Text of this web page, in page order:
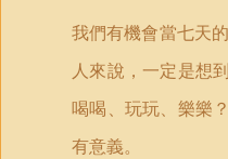
我們有機會當七天
人來說，一定是想
喝喝、玩玩、樂樂
有意義。